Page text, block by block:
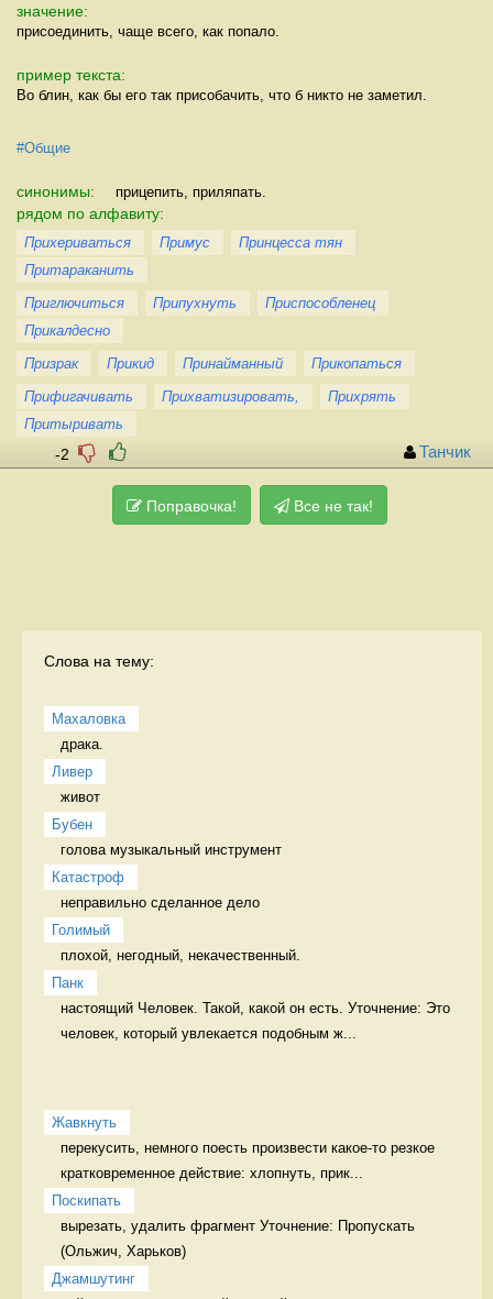
значение:
присоединить, чаще всего, как попало.
пример текста:
Во блин, как бы его так присобачить, что б никто не заметил.
#Общие
синонимы: прицепить, приляпать.
рядом по алфавиту:
Прихериваться Примус
Принцесса тян
Притараканить
Приглючиться
Припухнуть
Приспособленец
Прикалдесно
Призрак
Прикид Принайманный
Прикопаться
Прифигачивать
Прихватизировать,
Прихрять
Притыривать
-2 Танчик
Поправочка! Все не так!
Слова на тему:
Махаловка
драка.
Ливер
живот
Бубен
голова музыкальный инструмент
Катастроф
неправильно сделанное дело
Голимый
плохой, негодный, некачественный.
Панк
настоящий Человек. Такой, какой он есть. Уточнение: Это
человек, который увлекается подобным ж...
Жавкнуть
перекусить, немного поесть произвести какое-то резкое
кратковременное действие: хлопнуть, прик...
Поскипать
вырезать, удалить фрагмент Уточнение: Пропускать
Джамшутинг